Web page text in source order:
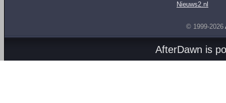
Nieuws2.nl
© 1999-2026
AfterDawn is